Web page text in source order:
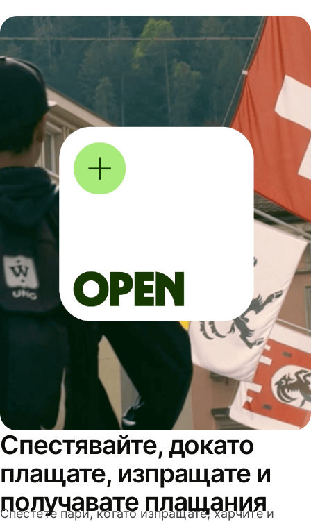
Спестявайте, докато
плащате, изпращате и
получавате плащания
Спестете пари, когато изпращате, харчите и